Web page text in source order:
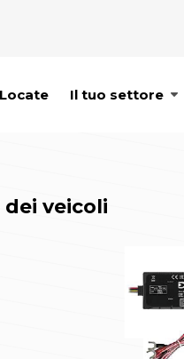
Il tuo settore
dei veicoli